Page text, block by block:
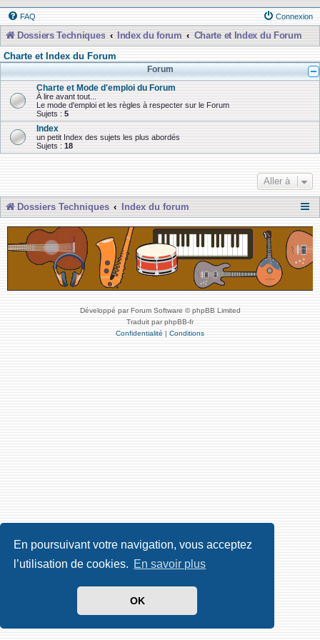
En poursuivant votre navigation, vous acceptez
l’utilisation de cookies. En savoir plus
OK
FAQ Connexion
Dossiers Techniques Index du forum
Charte et Index du Forum
Charte et Index du Forum
Forum
Charte et Mode d'emploi du Forum
À lire avant tout...
Le mode d'emploi et les règles à respecter sur le Forum
Sujets : 5
Index
un petit Index des sujets les plus abordés
Sujets : 18
Aller à
Dossiers Techniques Index du forum
Développé par Forum Software © phpBB Limited
Traduit par phpBB-fr
Confidentialité | Conditions